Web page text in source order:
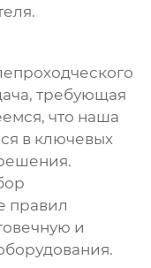
.
требующая
что наша
в ключевых
правил
и